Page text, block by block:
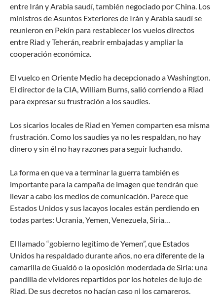
entre Irán y Arabia saudí, también negociado por China. Los
ministros de Asuntos Exteriores de Irán y Arabia saudí se
reunieron en Pekín para restablecer los vuelos directos
entre Riad y Teherán, reabrir embajadas y ampliar la
cooperación económica.
El vuelco en Oriente Medio ha decepcionado a Washington.
El director de la CIA, William Burns, salió corriendo a Riad
para expresar su frustración a los saudíes.
Los sicarios locales de Riad en Yemen comparten esa misma
frustración. Como los saudíes ya no les respaldan, no hay
dinero y sin él no hay razones para seguir luchando.
La forma en que va a terminar la guerra también es
importante para la campaña de imagen que tendrán que
llevar a cabo los medios de comunicación. Parece que
Estados Unidos y sus lacayos locales están perdiendo en
todas partes: Ucrania, Yemen, Venezuela, Siria…
El llamado “gobierno legítimo de Yemen”, que Estados
Unidos ha respaldado durante años, no era diferente de la
camarilla de Guaidó o la oposición moderdada de Siria: una
pandilla de vividores repartidos por los hoteles de lujo de
Riad. De sus decretos no hacían caso ni los camareros.